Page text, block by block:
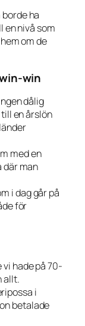
ha
en nivå som
om de
win
dålig
en årslön
med en
där man
i dag går på
för
hade på 70-
allt.
i
betalade